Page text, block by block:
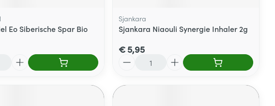
Eo Siberische Spar Bio
Sjankara
Sjankara Niaouli Synergie Inhaler 2g
€ 5,95